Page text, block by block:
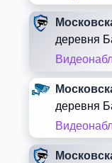
деревня
деревня